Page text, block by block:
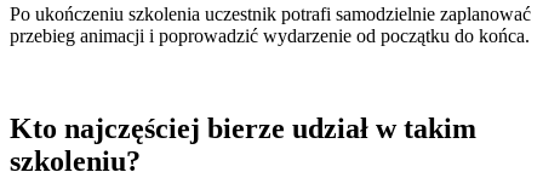
Po ukończeniu szkolenia uczestnik potrafi samodzielnie zaplanować
przebieg animacji i poprowadzić wydarzenie od początku do końca.
Kto najczęściej bierze udział w takim
szkoleniu?